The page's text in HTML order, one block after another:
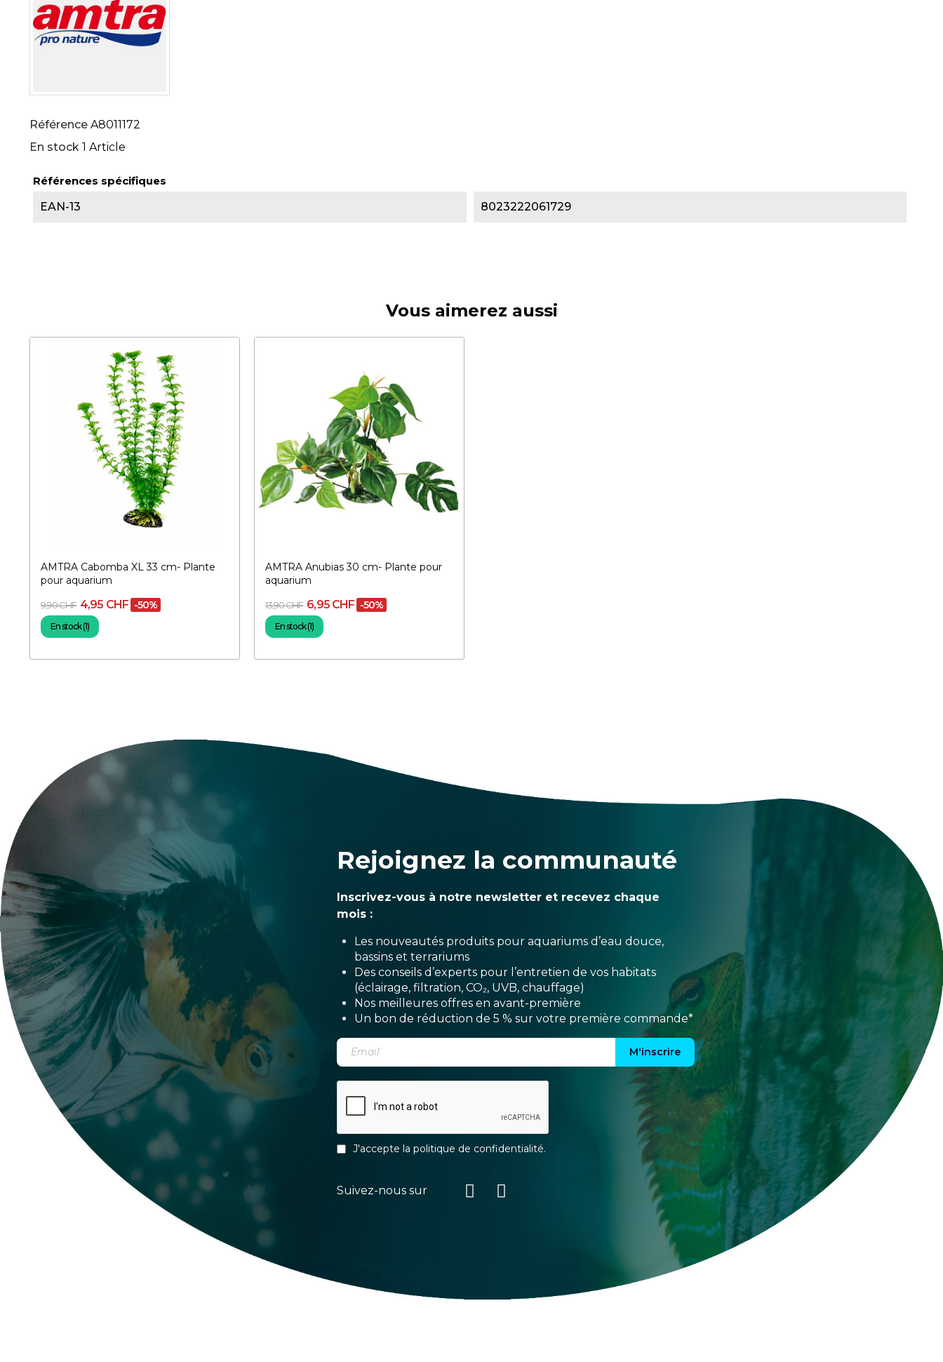
Référence A8011172
En stock 1 Article
Références spécifiques
EAN-13
8023222061729
Vous aimerez aussi
AMTRA Cabomba XL 33 cm- Plante
pour aquarium
9,90 CHF 4,95 CHF -50%
En stock (1)
AMTRA Anubias 30 cm- Plante pour
aquarium
13,90 CHF 6,95 CHF -50%
En stock (1)
Rejoignez la communauté
Inscrivez-vous à notre newsletter et recevez chaque
mois :
Les nouveautés produits pour aquariums d’eau douce,
bassins et terrariums
Des conseils d’experts pour l’entretien de vos habitats
(éclairage, filtration, CO₂, UVB, chauffage)
Nos meilleures offres en avant-première
Un bon de réduction de 5 % sur votre première commande*
M'inscrire
J'accepte la politique de confidentialité.
Suivez-nous sur